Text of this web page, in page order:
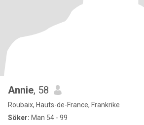
Annie, 58
Roubaix, Hauts-de-France, Frankrike
Söker: Man 54 - 99